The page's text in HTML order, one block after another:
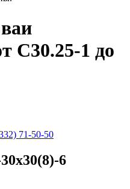
С30.25-1 до
71-50-50
6